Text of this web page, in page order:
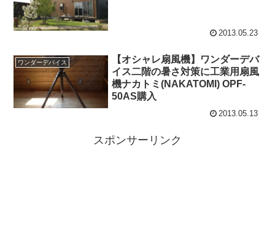
2013.05.23
ワンダーデバイス
【オシャレ扇風機】ワンダーデバ
イス二階の暑さ対策に工業用扇風
機ナカトミ(NAKATOMI) OPF-
50AS購入
2013.05.13
スポンサーリンク